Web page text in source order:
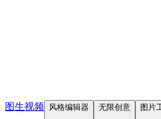
图生视频 风格编辑器 无限创意 图片